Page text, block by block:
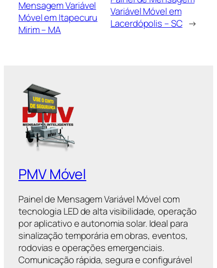
Mensagem Variável
Móvel em Itapecuru
Mirim – MA
Variável Móvel em
Lacerdópolis – SC →
PMV Móvel
Painel de Mensagem Variável Móvel com
tecnologia LED de alta visibilidade, operação
por aplicativo e autonomia solar. Ideal para
sinalização temporária em obras, eventos,
rodovias e operações emergenciais.
Comunicação rápida, segura e configurável